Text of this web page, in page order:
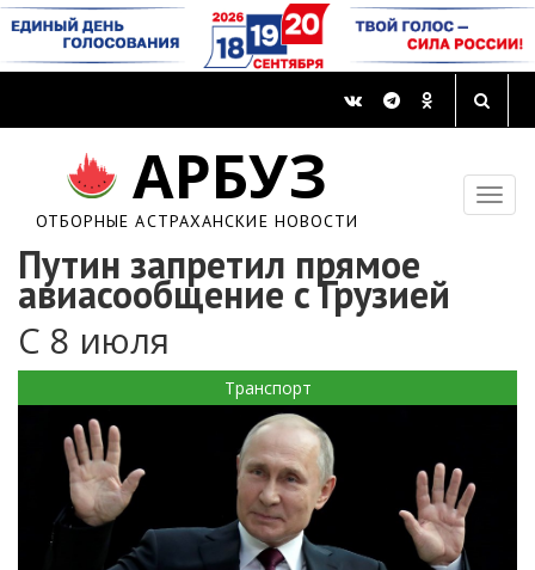
АРБУЗ
ОТБОРНЫЕ АСТРАХАНСКИЕ НОВОСТИ
Путин запретил прямое
авиасообщение с Грузией
С 8 июля
Транспорт